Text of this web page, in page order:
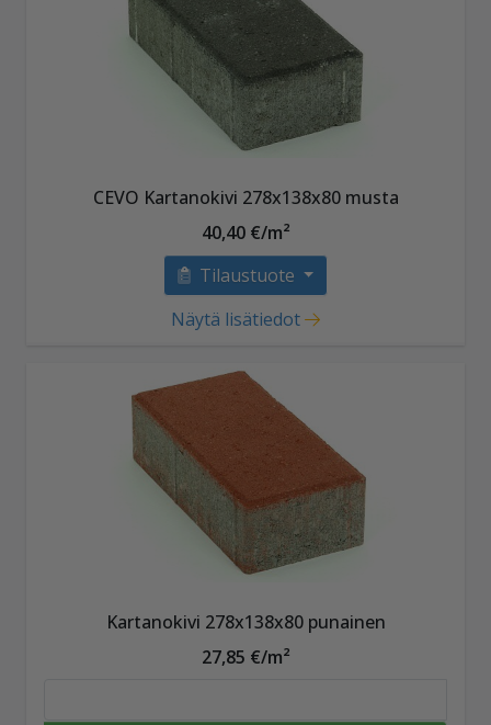
CEVO Kartanokivi 278x138x80 musta
40,40 €/m²
Tilaustuote
Näytä lisätiedot
Kartanokivi 278x138x80 punainen
27,85 €/m²